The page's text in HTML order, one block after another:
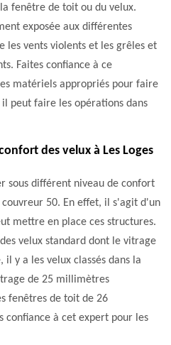
fenêtre de toit ou du velux.
exposée aux différentes
les vents violents et les grêles et
Faites confiance à ce
matériels appropriés pour faire
peut faire les opérations dans
des velux à Les Loges
sous différent niveau de confort
50. En effet, il s'agit d'un
mettre en place ces structures.
velux standard dont le vitrage
y a les velux classés dans la
de 25 millimètres
fenêtres de toit de 26
confiance à cet expert pour les